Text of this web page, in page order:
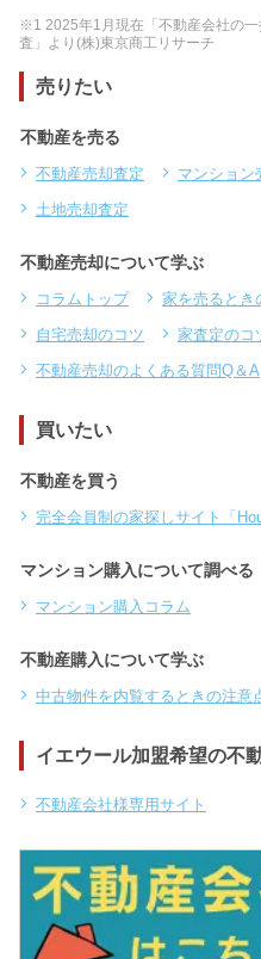
※1 2025年1月現在「不動産会社の
査」より(株)東京商工リサーチ
売りたい
不動産を売る
不動産売却査定 マンション
土地売却査定
不動産売却について学ぶ
コラムトップ 家を売るとき
自宅売却のコツ
家査定のコ
不動産売却のよくある質問Q＆A
買いたい
不動産を買う
完全会員制の家探しサイト「
マンション購入について調べる
マンション購入コラム
不動産購入について学ぶ
中古物件を内覧するときの注意
イエウール加盟希望の不
不動産会社様専用サイト